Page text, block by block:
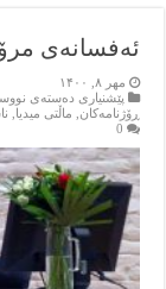
ئەفسانەی
مهر ۸, ۱۴۰۰
پێشنیاری ده‌سته‌ی
ڕۆژنامه‌کان
ماڵتی میدیا
0